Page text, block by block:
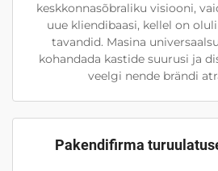
keskkonnasõbraliku visiooni,
uue kliendibaasi, kellel on
tavandid. Masina
kohandada kastide suurusi ja
veelgi nende brändi
Pakendifirma